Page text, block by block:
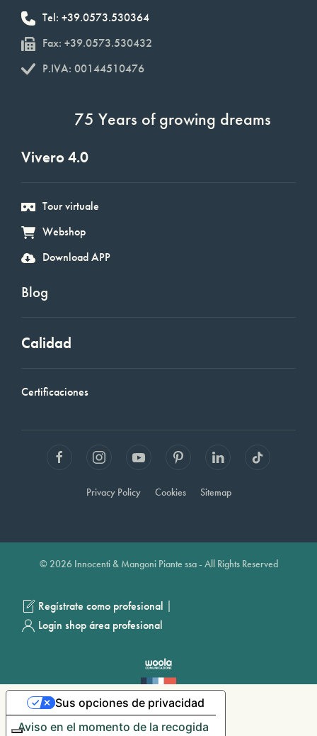
Tel: +39.0573.530364
Fax: +39.0573.530432
P.IVA: 00144510476
75 Years of growing dreams
Vivero 4.0
Tour virtuale
Webshop
Download APP
Blog
Calidad
Certificaciones
Privacy Policy Cookies Sitemap
© 2026 Innocenti & Mangoni Piante ssa - All Rights Reserved
Regístrate como profesional |
Login shop área profesional
Aviso en el momento de la recogida
Sus opciones de privacidad